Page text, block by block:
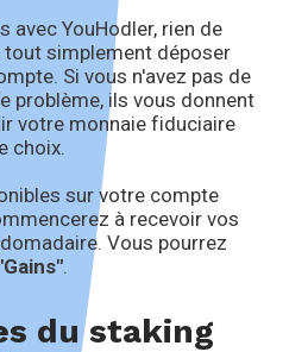
avec YouHodler, rien de
tout simplement déposer
Si vous n'avez pas de
problème, ils vous donnent
votre monnaie fiduciaire
choix.
sur votre compte
à recevoir vos
Vous pourrez
.
du staking